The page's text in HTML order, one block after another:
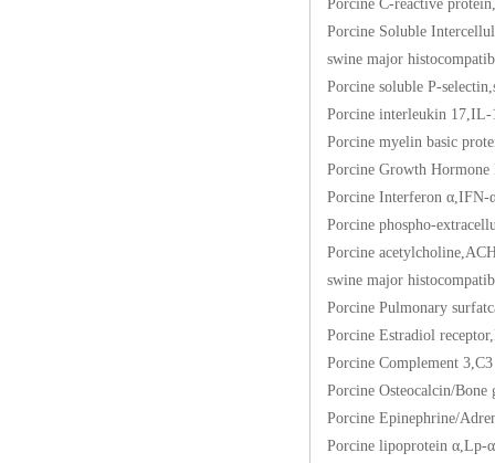
Porcine C-reactive
Porcine Soluble
swine major
Porcine soluble P-
Porcine interleukin
Porcine myelin basic
Porcine Growth
Porcine Interferon
Porcine phospho-
Porcine
swine major
Porcine Pulmonary
Porcine Estradiol
Porcine Complement
Porcine Osteocalcin/
Porcine Epinephrine/
Porcine lipoprotein